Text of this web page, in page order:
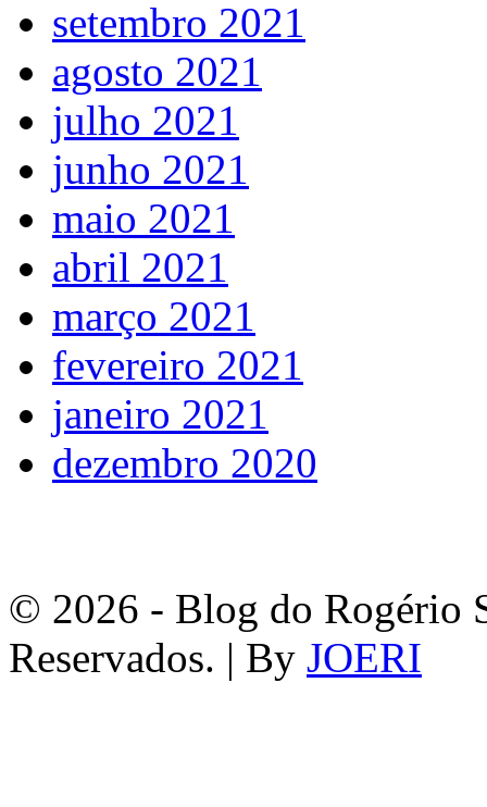
setembro 2021
agosto 2021
julho 2021
junho 2021
maio 2021
abril 2021
março 2021
fevereiro 2021
janeiro 2021
dezembro 2020
© 2026 - Blog do Rogério
Reservados. | By JOERI